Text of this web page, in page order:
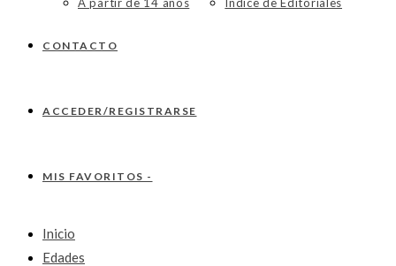
CONTACTO
ACCEDER/REGISTRARSE
MIS FAVORITOS -
Inicio
Edades